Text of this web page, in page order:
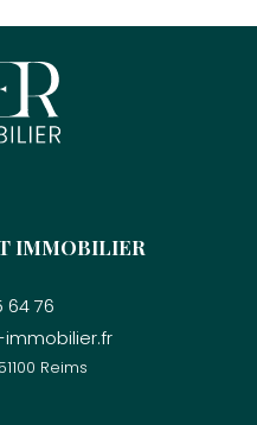
IMMOBILIER
64 76
51100 reims